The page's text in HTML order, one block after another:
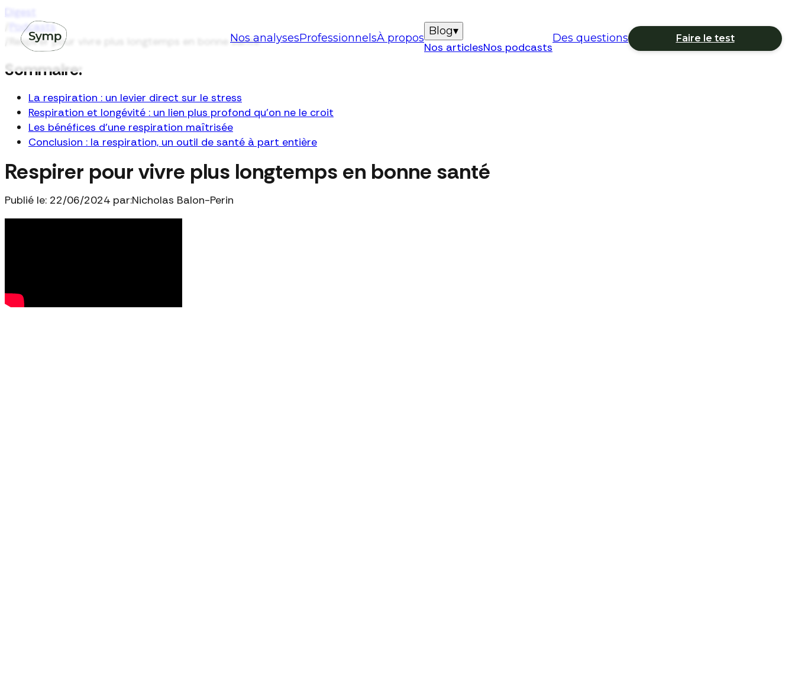
Nos analysesProfessionnelsÀ propos
Blog▾
Nos articlesNos podcasts
Des questions Faire le test
Digest
Podcasts
Respirer pour vivre plus longtemps en bonne santé
Sommaire:
La respiration : un levier direct sur le stress
Respiration et longévité : un lien plus profond qu'on ne le croit
Les bénéfices d'une respiration maîtrisée
Conclusion : la respiration, un outil de santé à part entière
Respirer pour vivre plus longtemps en bonne santé
Publié le: 22/06/2024 par:Nicholas Balon-Perin